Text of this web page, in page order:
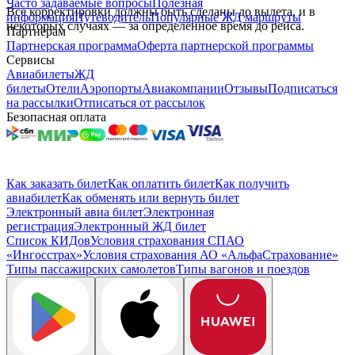
Все корректировки должны быть сделаны до вылета, и в
некоторых случаях — за определённое время до рейса.
Часто задаваемые вопросыПолезная
информацияПутеводительПопулярные ЖД маршруты
Партнёрам
Партнерская программаОферта партнерской программы
Сервисы
АвиабилетыЖД
билетыОтелиАэропортыАвиакомпанииОтзывыПодписаться
на рассылкиОтписаться от рассылок
Безопасная оплата
Как заказать билетКак оплатить билетКак получить
авиабилетКак обменять или вернуть билет
Электронный авиа билетЭлектронная
регистрацияЭлектронный ЖД билет
Список КИДовУсловия страхования СПАО
«Ингосстрах»Условия страхования АО «АльфаСтрахование»
Типы пассажирских самолетовТипы вагонов и поездов